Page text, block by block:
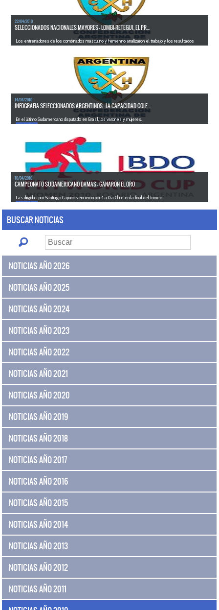
22/04/2010
SELECCIONADOS NACIONALES MAYORES - LOMBI-RETEGUI, EL PR...
Los entrenadores de los combinados masculino y femenino analizaron el trabajo y los resultados
conseguidos.
14/04/2010
INFOGRAFIA SELECCIONADOS ARGENTINOS - LA CAPACIDAD GOLE...
En el último Sudamericano disputado en Brasil, los varones y mujeres.
10/04/2010
CAMPEONATO SUDAMERICANO DAMAS - GANARON EL ORO
Las dirigidas por Santiago Capurro vencieron por 4 a 0 a Chile en la final del torneo.
BUSCAR NOTICIAS
NOTICIAS AÑO 2026
NOTICIAS AÑO 2025
NOTICIAS AÑO 2024
NOTICIAS AÑO 2023
NOTICIAS AÑO 2022
NOTICIAS AÑO 2021
NOTICIAS AÑO 2020
NOTICIAS AÑO 2019
NOTICIAS AÑO 2018
NOTICIAS AÑO 2017
NOTICIAS AÑO 2016
NOTICIAS AÑO 2015
NOTICIAS AÑO 2014
NOTICIAS AÑO 2013
NOTICIAS AÑO 2012
NOTICIAS AÑO 2011